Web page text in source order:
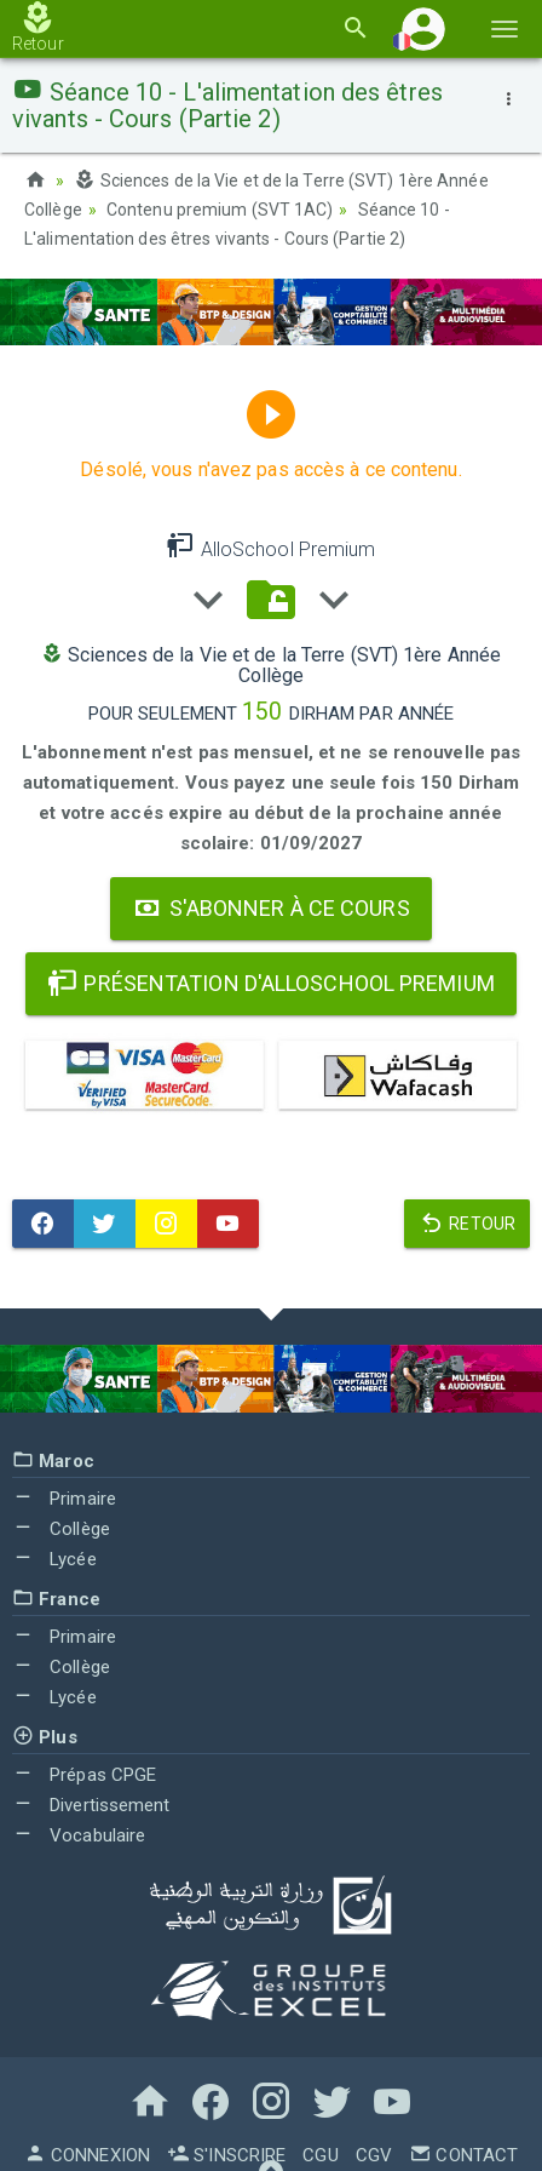
la
Retour
Séance 10 - L'alimentation des êtres
vivants - Cours (Partie 2)
Sciences de la Vie et de la Terre (SVT) 1ère Année
Collège
Contenu premium (SVT 1AC)
Séance 10 -
L'alimentation des êtres vivants - Cours (Partie 2)
Désolé, vous n'avez pas accès à ce contenu.
AlloSchool Premium
Sciences de la Vie et de la Terre (SVT) 1ère Année
Collège
POUR SEULEMENT 150 DIRHAM PAR ANNÉE
L'abonnement n'est pas mensuel, et ne se renouvelle pas
automatiquement. Vous payez une seule fois 150 Dirham
et votre accés expire au début de la prochaine année
scolaire: 01/09/2027
S'ABONNER À CE COURS
PRÉSENTATION D'ALLOSCHOOL PREMIUM
RETOUR
Maroc
Primaire
Collège
Lycée
France
Primaire
Collège
Lycée
Plus
Prépas CPGE
Divertissement
Vocabulaire
CONNEXION S'INSCRIRE CGU CGV CONTACT